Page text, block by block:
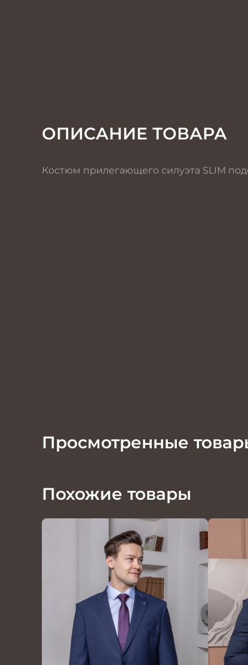
ОПИСАНИЕ ТОВАРА
Костюм прилегающего силуэта SLIM
Просмотренные
Похожие товары